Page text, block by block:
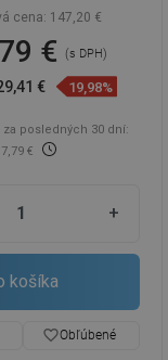
cena: 147,20 €
€ (s DPH)
€ 19,98%
za posledných 30 dní:
€
+
košíka
favorite_borderObľúbené